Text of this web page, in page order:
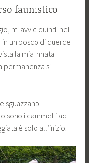
faunistico
mi avvio quindi nel
un bosco di querce.
la mia innata
permanenza si
sguazzano
sono i cammelli ad
è solo all’inizio.